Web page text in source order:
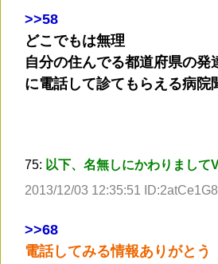
>>58
どこでもは無理
自分の住んでる都道府県の発
に電話して診てもらえる病院
75: 以下、名無しにかわりまして
2013/12/03 12:35:51
>>68
電話してみる情報ありがとう